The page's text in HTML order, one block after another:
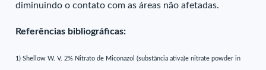
diminuindo o contato com as áreas não afetadas.
Referências bibliográficas:
1) Shellow W. V. 2% Nitrato de Miconazol (substância ativa)e nitrate powder in